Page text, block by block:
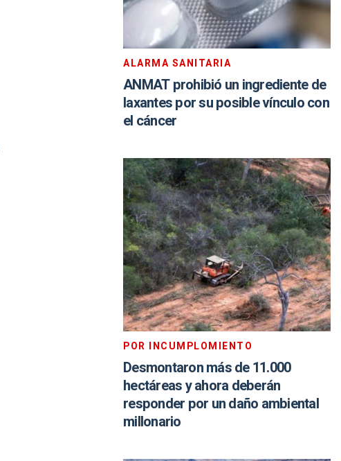
ALARMA SANITARIA
ANMAT prohibió un ingrediente de
laxantes por su posible vínculo con
el cáncer
POR INCUMPLOMIENTO
Desmontaron más de 11.000
hectáreas y ahora deberán
responder por un daño ambiental
millonario